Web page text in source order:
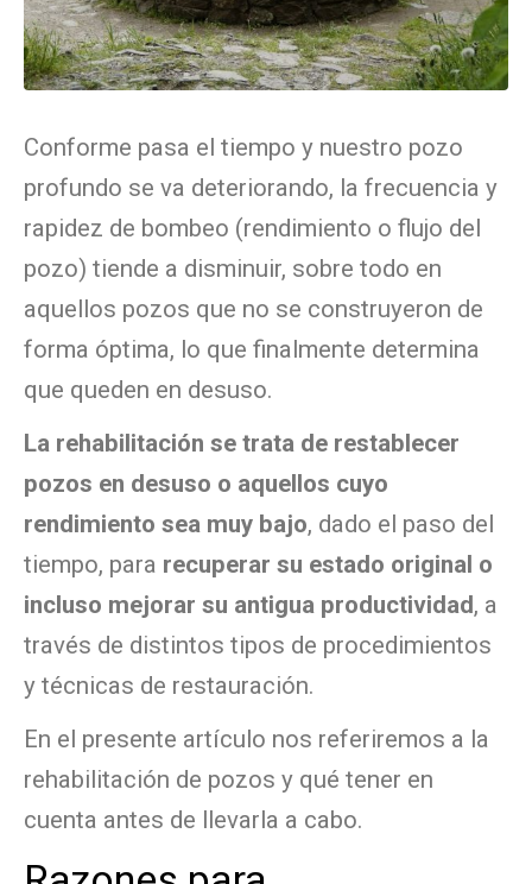
Conforme pasa el tiempo y nuestro pozo
profundo se va deteriorando, la frecuencia y
rapidez de bombeo (rendimiento o flujo del
pozo) tiende a disminuir, sobre todo en
aquellos pozos que no se construyeron de
forma óptima, lo que finalmente determina
que queden en desuso.
La rehabilitación se trata de restablecer
pozos en desuso o aquellos cuyo
rendimiento sea muy bajo, dado el paso del
tiempo, para recuperar su estado original o
incluso mejorar su antigua productividad, a
través de distintos tipos de procedimientos
y técnicas de restauración.
En el presente artículo nos referiremos a la
rehabilitación de pozos y qué tener en
cuenta antes de llevarla a cabo.